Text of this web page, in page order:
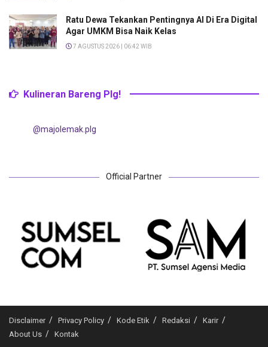
Ratu Dewa Tekankan Pentingnya AI Di Era Digital
Agar UMKM Bisa Naik Kelas
7 AGUSTUS 2026 | 06:42 WIB
Kulineran Bareng Plg!
@majolemak.plg
Official Partner
Disclaimer Privacy Policy Kode Etik Redaksi
Karir
About Us
Kontak